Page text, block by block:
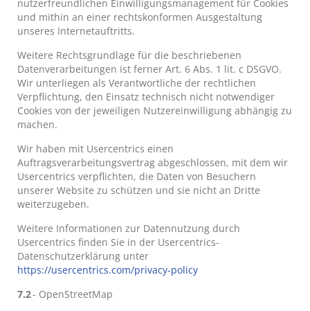
nutzerfreundlichen Einwilligungsmanagement für Cookies
und mithin an einer rechtskonformen Ausgestaltung
unseres Internetauftritts.
Weitere Rechtsgrundlage für die beschriebenen
Datenverarbeitungen ist ferner Art. 6 Abs. 1 lit. c DSGVO.
Wir unterliegen als Verantwortliche der rechtlichen
Verpflichtung, den Einsatz technisch nicht notwendiger
Cookies von der jeweiligen Nutzereinwilligung abhängig zu
machen.
Wir haben mit Usercentrics einen
Auftragsverarbeitungsvertrag abgeschlossen, mit dem wir
Usercentrics verpflichten, die Daten von Besuchern
unserer Website zu schützen und sie nicht an Dritte
weiterzugeben.
Weitere Informationen zur Datennutzung durch
Usercentrics finden Sie in der Usercentrics-
Datenschutzerklärung unter
https://usercentrics.com/privacy-policy
7.2- OpenStreetMap